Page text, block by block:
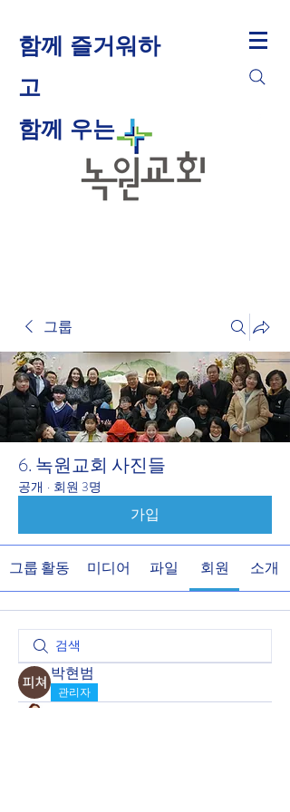
함께 즐거워하
고
​함께 우는
그룹
6. 녹원교회 사진들
공개 · 회원 3명
가입
그룹 활동 미디어 파일 회원 소개
박현범
관리자